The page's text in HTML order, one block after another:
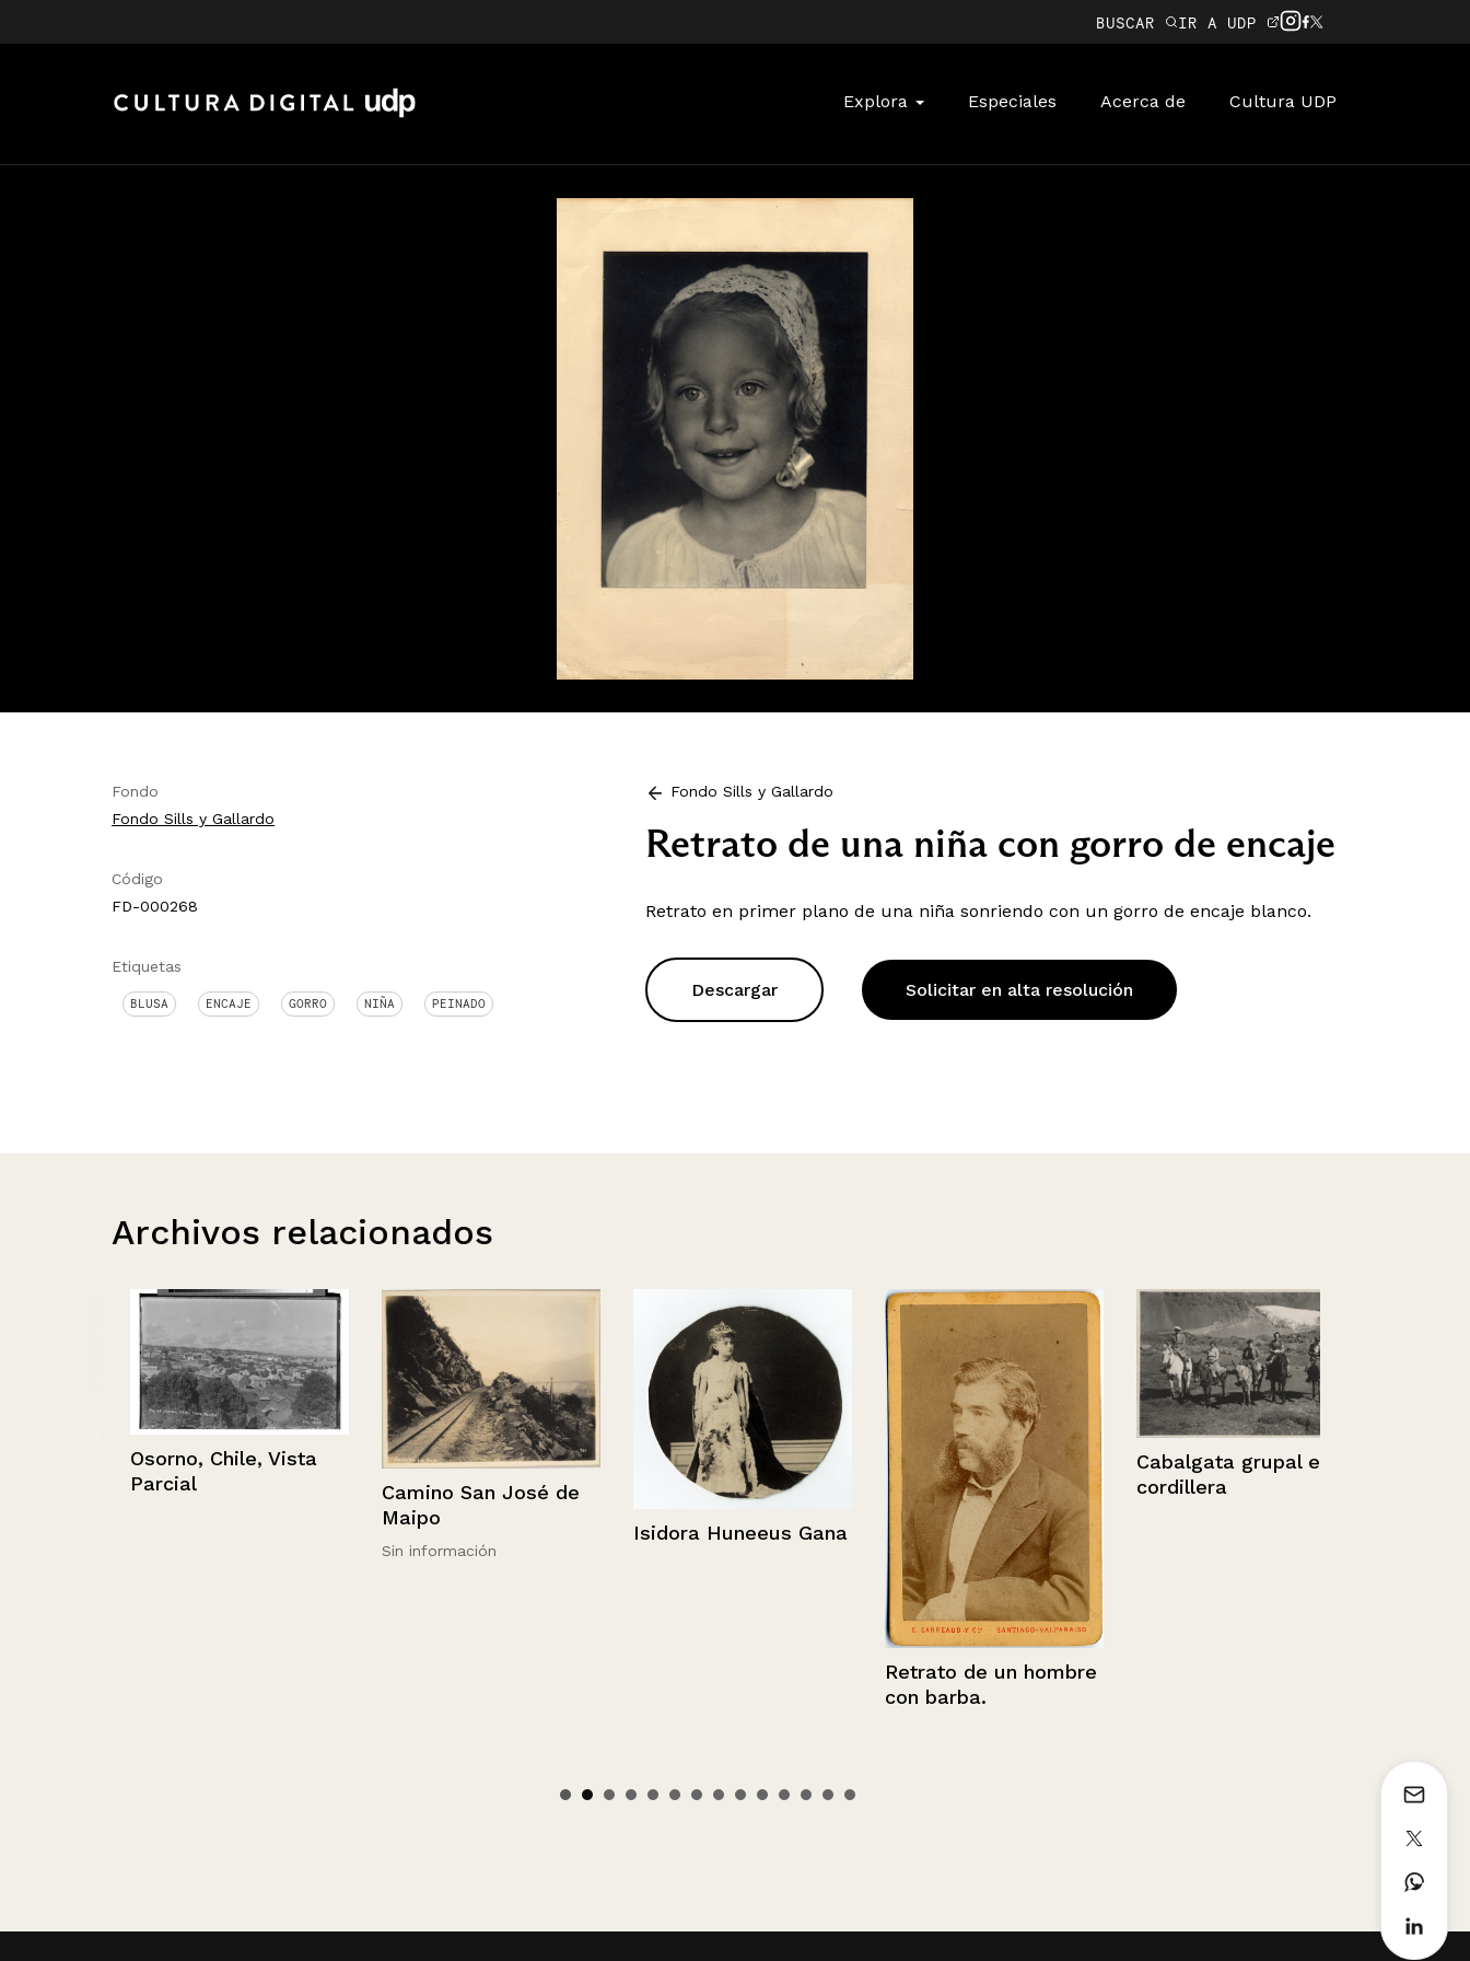
BUSCAR IR A UDP
Explora Especiales Acerca de Cultura UDP
Fondo
Fondo Sills y Gallardo
Código
FD-000268
Etiquetas
BLUSA ENCAJE GORRO NIÑA PEINADO
Fondo Sills y Gallardo
Retrato de una niña con gorro de encaje
Retrato en primer plano de una niña sonriendo con un gorro de encaje blanco.
Descargar Solicitar en alta resolución
Archivos relacionados
Osorno, Chile, Vista
Parcial
Camino San José de
Maipo
Sin información
Isidora Huneeus Gana
Retrato de un hombre
con barba.
Cabalgata grupal en la
cordillera